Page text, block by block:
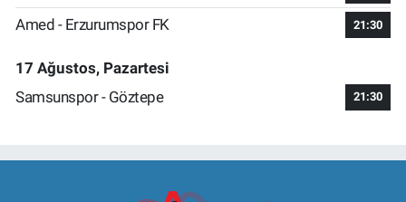
Amed - Erzurumspor FK 21:30
17 Ağustos, Pazartesi
Samsunspor - Göztepe
21:30